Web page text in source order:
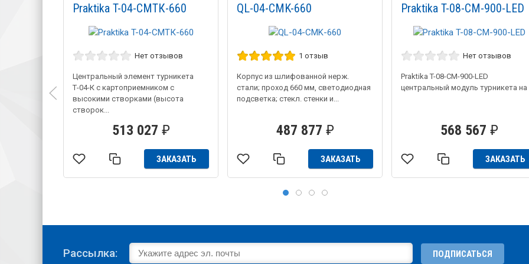
Praktika T-04-CMTК-660
Нет отзывов
Центральный элемент турникета
Т-04-К с картоприемником с
высокими створками (высота
створок...
513 027 ₽
ЗАКАЗАТЬ
QL-04-CMK-660
1 отзыв
Корпус из шлифованной нерж.
стали; проход 660 мм, светодиодная
подсветка; стекл. стенки и...
487 877 ₽
ЗАКАЗАТЬ
Praktika T-08-CM-900-LED
Нет отзывов
Praktika T-08-CM-900-LED
центральный модуль турникета на
568 567 ₽
ЗАКАЗАТЬ
Рассылка: ПОДПИСАТЬСЯ